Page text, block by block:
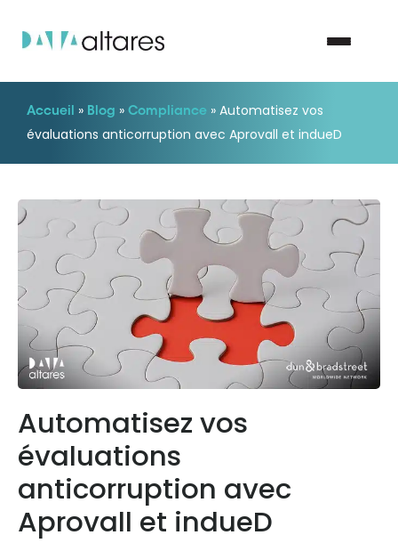
Nous contacter
Vos enjeux
Nos solutions
Nos data
Notre groupe
Ressources
Accueil » Blog » Compliance » Automatisez vos
évaluations anticorruption avec Aprovall et indueD
Automatisez vos
évaluations
anticorruption avec
Aprovall et indueD